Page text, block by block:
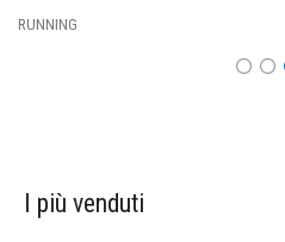
RUNNING
I più venduti